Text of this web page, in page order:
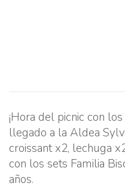
¡Hora del picnic con
llegado a la Aldea
croissant x2, lechuga
con los sets Familia
años.